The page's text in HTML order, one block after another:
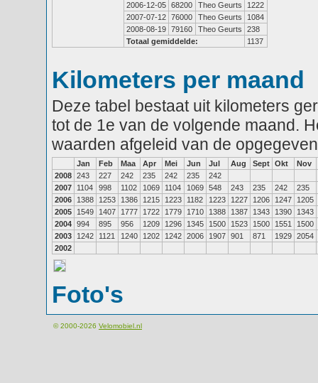
2006-12-05 68200 Theo Geurts
1222
2007-07-12 76000 Theo Geurts
1084
2008-08-19 79160 Theo Geurts
238
Totaal gemiddelde:
1137
Kilometers per maand
Deze tabel bestaat uit kilometers
tot de 1e van de volgende maand.
waarden afgeleid van de
Jan Feb Maa Apr Mei Jun Jul Aug Sept Okt
Nov
2008 243 227 242 235 242 235
242
2007
1104 998 1102 1069 1104 1069 548 243 235 242
235
2006
1388 1253 1386 1215 1223 1182 1223 1227 1206 1247
1205
2005
1549 1407 1777 1722 1779 1710 1388 1387 1343 1390
1343
2004 994 895 956 1209 1296 1345 1500 1523 1500 1551
1500
2003
1242 1121 1240 1202 1242 2006 1907 901 871 1929 2054
2002
Foto's
© 2000-2026 Velomobiel.nl